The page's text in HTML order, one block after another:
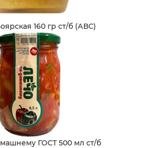
160 гр ст/б (АВС)
ГОСТ 500 мл ст/б